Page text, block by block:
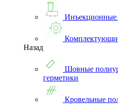
Инъекционные
Назад
Шовные
герметики
Кровельные